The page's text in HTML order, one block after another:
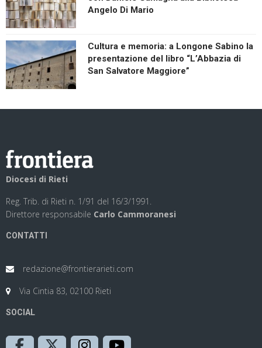
Angelo Di Mario
Cultura e memoria: a Longone Sabino la
presentazione del libro “L’Abbazia di
San Salvatore Maggiore”
Diocesi di Rieti
Reg. Trib. di Rieti n. 1/91 del 16/3/1991.
Direttore responsabile Carlo Cammoranesi
CONTATTI
redazione@frontierarieti.com
Via Cintia 83, 02100 Rieti
SOCIAL